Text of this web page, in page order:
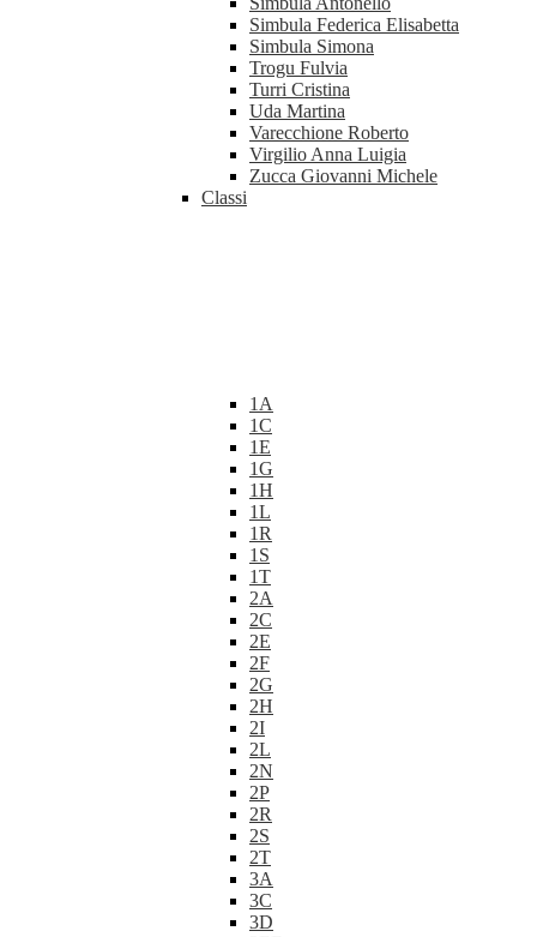
Simbula Federica Elisabetta
Simbula Simona
Trogu Fulvia
Turri Cristina
Uda Martina
Varecchione Roberto
Virgilio Anna Luigia
Zucca Giovanni Michele
Classi
1A
1C
1E
1G
1H
1L
1R
1S
1T
2A
2C
2E
2F
2G
2H
2I
2L
2N
2P
2R
2S
2T
3A
3C
3D